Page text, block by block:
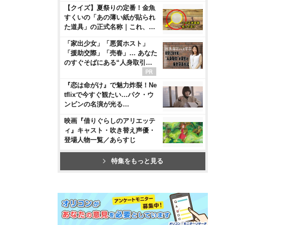
【クイズ】夏祭りの定番！金魚
すくいの「あの薄い紙が貼られ
た道具」の正式名称｜これ、…
「家出少女」「悪質ホスト」
「援助交際」「売春」… あなた
のすぐそばにある“人身取引…
『恋は命がけ』で魅力炸裂！Ne
tflixで今すぐ観たい…パク・ウ
ンビンの名演が光る…
映画『借りぐらしのアリエッテ
ィ』キャスト・吹き替え声優・
登場人物一覧／あらすじ
特集をもっと見る